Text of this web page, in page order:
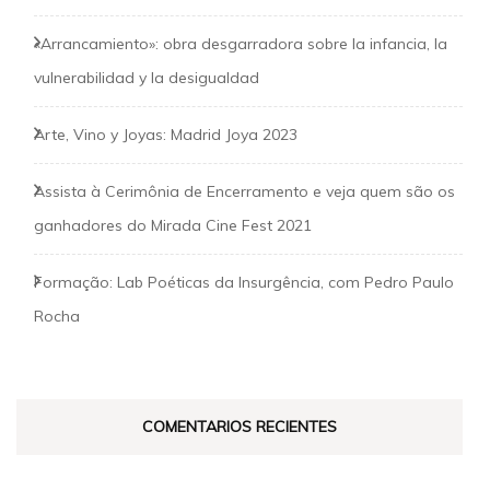
«Arrancamiento»: obra desgarradora sobre la infancia, la
vulnerabilidad y la desigualdad
Arte, Vino y Joyas: Madrid Joya 2023
Assista à Cerimônia de Encerramento e veja quem são os
ganhadores do Mirada Cine Fest 2021
Formação: Lab Poéticas da Insurgência, com Pedro Paulo
Rocha
COMENTARIOS RECIENTES